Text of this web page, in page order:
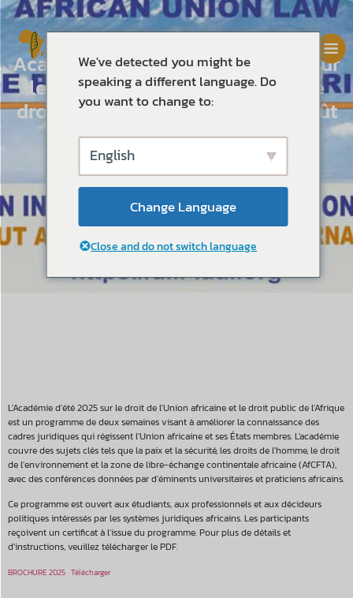
Académie d'été du Kilimandjaro sur
le droit de l'Union africaine et le
droit public de l'Afrique (4 - 15 août
2025)
L'Académie d'été 2025 sur le droit de l'Union africaine et le droit public de l'Afrique
est un programme de deux semaines visant à améliorer la connaissance des
cadres juridiques qui régissent l'Union africaine et ses États membres. L'académie
couvre des sujets clés tels que la paix et la sécurité, les droits de l'homme, le droit
de l'environnement et la zone de libre-échange continentale africaine (AfCFTA),
avec des conférences données par d'éminents universitaires et praticiens africains.
Ce programme est ouvert aux étudiants, aux professionnels et aux décideurs
politiques intéressés par les systèmes juridiques africains. Les participants
reçoivent un certificat à l'issue du programme. Pour plus de détails et
d'instructions, veuillez télécharger le PDF.
BROCHURE 2025 Télécharger
We've detected you might be
speaking a different language. Do
you want to change to:
English
Change Language
Close and do not switch language